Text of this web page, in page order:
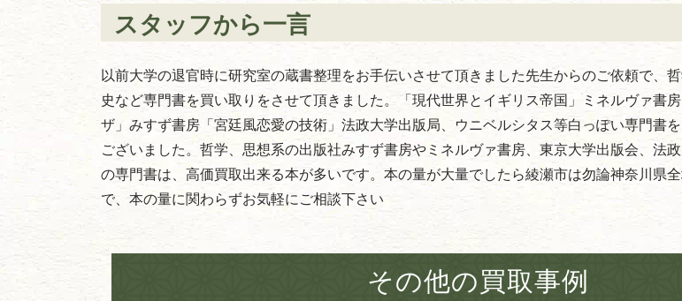
スタッフから一言
以前大学の退官時に研究室の蔵書整理をお手伝いさせて頂きました先生からのご依頼で、
史など専門書を買い取りをさせて頂きました。「現代世界とイギリス帝国」ミネルヴァ書
ザ」みすず書房「宮廷風恋愛の技術」法政大学出版局、ウニベルシタス等白っぽい専門書
ございました。哲学、思想系の出版社みすず書房やミネルヴァ書房、東京大学出版会、法
の専門書は、高価買取出来る本が多いです。本の量が大量でしたら綾瀬市は勿論神奈川県
で、本の量に関わらずお気軽にご相談下さい
その他の買取事例